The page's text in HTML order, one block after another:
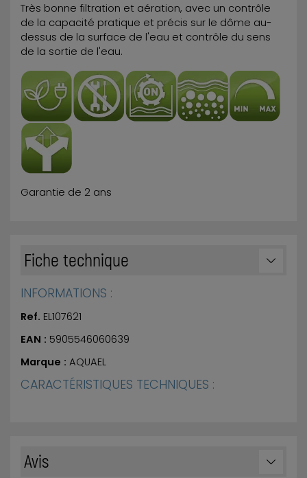
Très bonne filtration et aération, avec un contrôle
de la capacité pratique et précis sur le dôme au-
dessus de la surface de l'eau et contrôle du sens
de la sortie de l'eau.
Garantie de 2 ans
Fiche technique
INFORMATIONS :
Ref. EL107621
EAN : 5905546060639
Marque : AQUAEL
CARACTÉRISTIQUES TECHNIQUES :
Avis